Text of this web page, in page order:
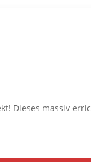
Dieses massiv